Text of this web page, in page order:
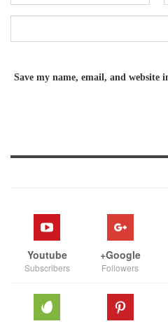
Save my name, email, and
Google+
Followers
Youtube
Subscribers